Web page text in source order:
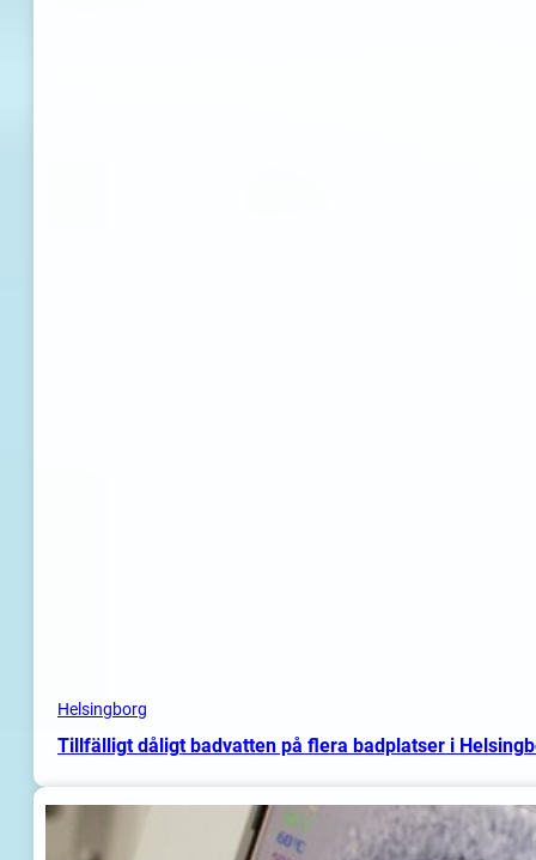
Helsingborg
Tillfälligt dåligt badvatten på flera badplatser i